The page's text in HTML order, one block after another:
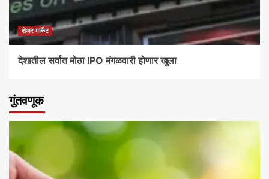
शेअर मार्केट
देशातील सर्वात मोठा IPO मंगळवारी होणार खुला
गुंतवणूक